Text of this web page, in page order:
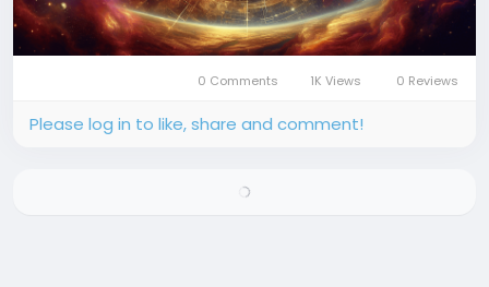
0 Comments 1K Views 0 Reviews
Please log in to like, share and comment!